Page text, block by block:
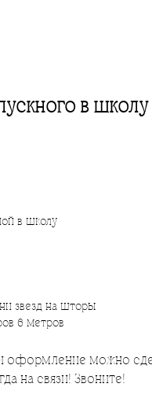
в школу
в школу
звезд на шторы
6 метров
и оформление можно
на связи! Звоните!